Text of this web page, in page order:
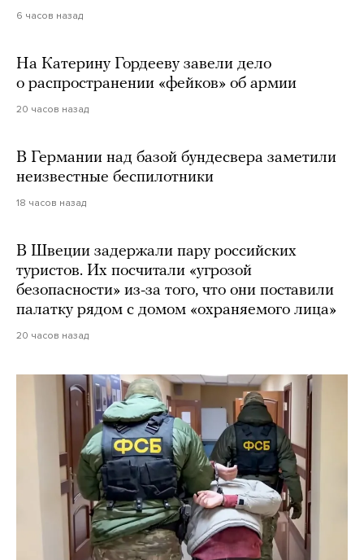
6 часов назад
На Катерину Гордееву завели дело
о распространении «фейков» об армии
20 часов назад
В Германии над базой бундесвера заметили
неизвестные беспилотники
18 часов назад
В Швеции задержали пару российских
туристов. Их посчитали «угрозой
безопасности» из-за того, что они поставили
палатку рядом с домом «охраняемого лица»
20 часов назад